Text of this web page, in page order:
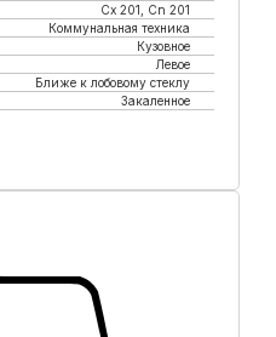
Cx 201, Cn 201
Коммунальная техника
Кузовное
Левое
Ближе к лобовому стеклу
Закаленное